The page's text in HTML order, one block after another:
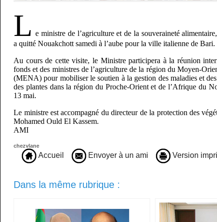
L e ministre de l’agriculture et de la souveraineté
a quitté Nouakchott samedi à l’aube pour la ville italienne de Bari.
Au cours de cette visite, le Ministre participera à la réunion
fonds et des ministres de l’agriculture de la région du Moyen-
(MENA) pour mobiliser le soutien à la gestion des maladies et
des plantes dans la région du Proche-Orient et de l’Afrique du
13 mai.
Le ministre est accompagné du directeur de la protection des
Mohamed Ould El Kassem.
AMI
chezvlane
Accueil Envoyer à un ami Version
Dans la même rubrique :